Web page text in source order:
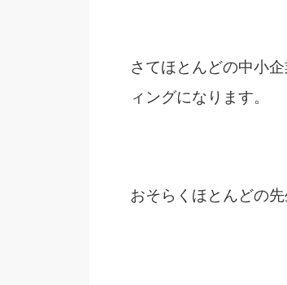
さてほとんどの中小
ィングになります。
おそらくほとんどの